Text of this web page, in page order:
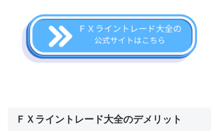
ＦＸライントレード大全のデメリット